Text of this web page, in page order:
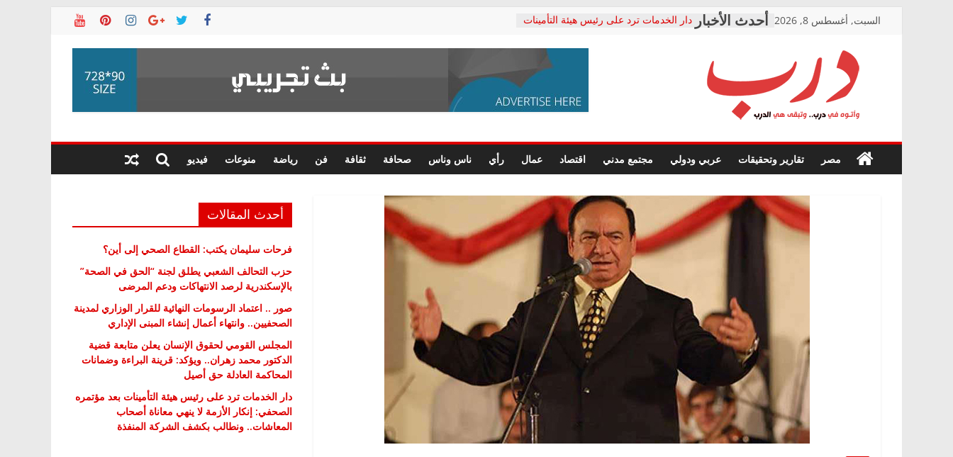
السبت, أغسطس 8, 2026
دار الخدمات ترد على رئيس هيئة التأمينات
معاناة أصحاب المعاشات.. ونطالب بكشف
فرحات سليمان يكتب: القطاع الصحي إلى
حزب التحالف الشعبي يطلق لجنة “الحق
صور .. اعتماد الرسومات النهائية للقرار
الوزاري لمدينة الصحفيين.. وانتهاء أعمال
إنشاء المبنى الإداري
متابعة قضية الدكتور محمد زهران.. ويؤكد:
قرينة البراءة وضمانات المحاكمة العادلة
حق أصيل
درب
في
درب..
مصر تقارير وتحقيقات عربي ودولي مجتمع مدني اقتصاد عمال رأي ناس وناس صحافة ثقافة فن رياضة منوعات فيديو
أحدث المقالات
فرحات سليمان يكتب: القطاع الصحي إلى أين؟
حزب التحالف الشعبي يطلق لجنة “الحق في الصحة”
بالإسكندرية لرصد الانتهاكات ودعم المرضى
صور .. اعتماد الرسومات النهائية للقرار الوزاري لمدينة
الصحفيين.. وانتهاء أعمال إنشاء المبنى الإداري
المجلس القومي لحقوق الإنسان يعلن متابعة قضية
الدكتور محمد زهران.. ويؤكد: قرينة البراءة وضمانات
المحاكمة العادلة حق أصيل
دار الخدمات ترد على رئيس هيئة التأمينات بعد مؤتمره
الصحفي: إنكار الأزمة لا ينهي معاناة أصحاب
المعاشات.. ونطالب بكشف الشركة المنفذة